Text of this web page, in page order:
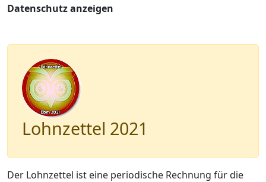
Datenschutz anzeigen
Lohnzettel 2021
Der Lohnzettel ist eine periodische Rechnung für die